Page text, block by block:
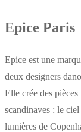
Epice Paris
Epice est une
deux designers
Elle crée des
scandinaves : le
lumières de